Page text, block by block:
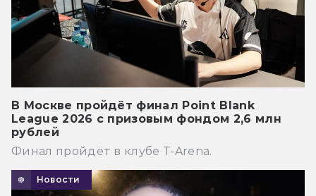
В Москве пройдёт финал Point Blank
League 2026 с призовым фондом 2,6 млн
рублей
Финал пройдёт в клубе T-Arena.
Новости